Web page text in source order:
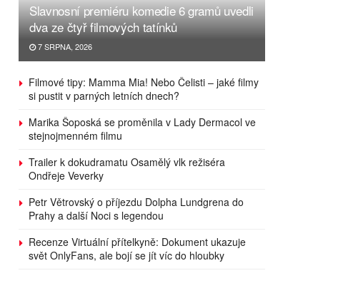
Slavnosní premiéru komedie 6 gramů uvedli
dva ze čtyř filmových tatínků
7 SRPNA, 2026
Filmové tipy: Mamma Mia! Nebo Čelisti – jaké filmy
si pustit v parných letních dnech?
Marika Šoposká se proměnila v Lady Dermacol ve
stejnojmenném filmu
Trailer k dokudramatu Osamělý vlk režiséra
Ondřeje Veverky
Petr Větrovský o příjezdu Dolpha Lundgrena do
Prahy a další Noci s legendou
Recenze Virtuální přítelkyně: Dokument ukazuje
svět OnlyFans, ale bojí se jít víc do hloubky